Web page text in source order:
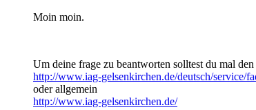
Moin moin.
Um deine frage zu beantworten solltest du mal
http://www.iag-gelsenkirchen.de/deutsch/service/
oder allgemein
http://www.iag-gelsenkirchen.de/